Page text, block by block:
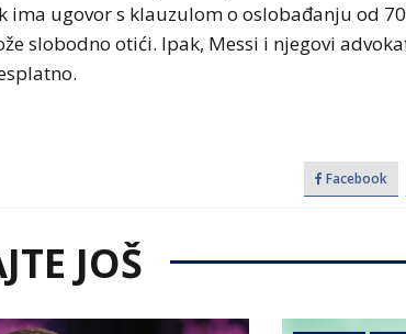
ima ugovor s klauzulom o oslobađanju od
slobodno otići. Ipak, Messi i njegovi
Facebook
JOŠ